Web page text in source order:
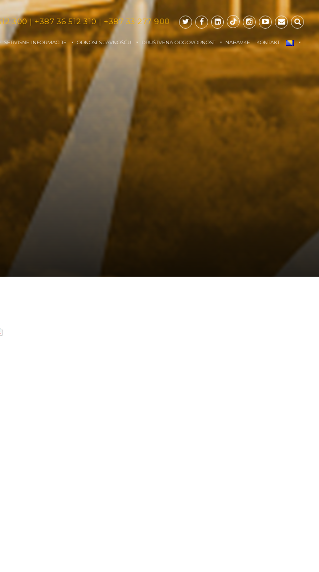
300 | +387 36 512 310| +387 33 277 900
SERVISNE INFORMACIJE ODNOSI S JAVNOŠĆU DRUŠTVENA ODGOVORNOST NABAVKE KONTAKT